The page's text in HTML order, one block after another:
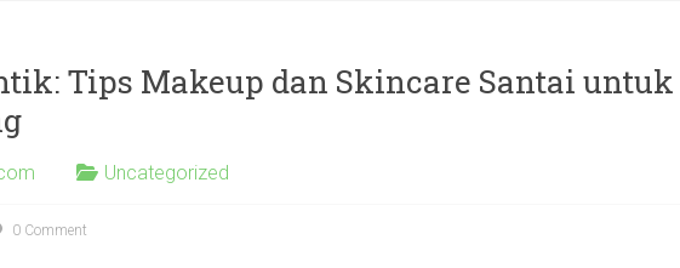
Tips Makeup dan Skincare Santai untuk
Uncategorized
0 Comment